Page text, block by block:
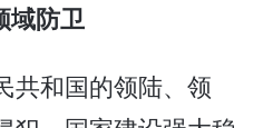
域防卫
和国的领陆、领